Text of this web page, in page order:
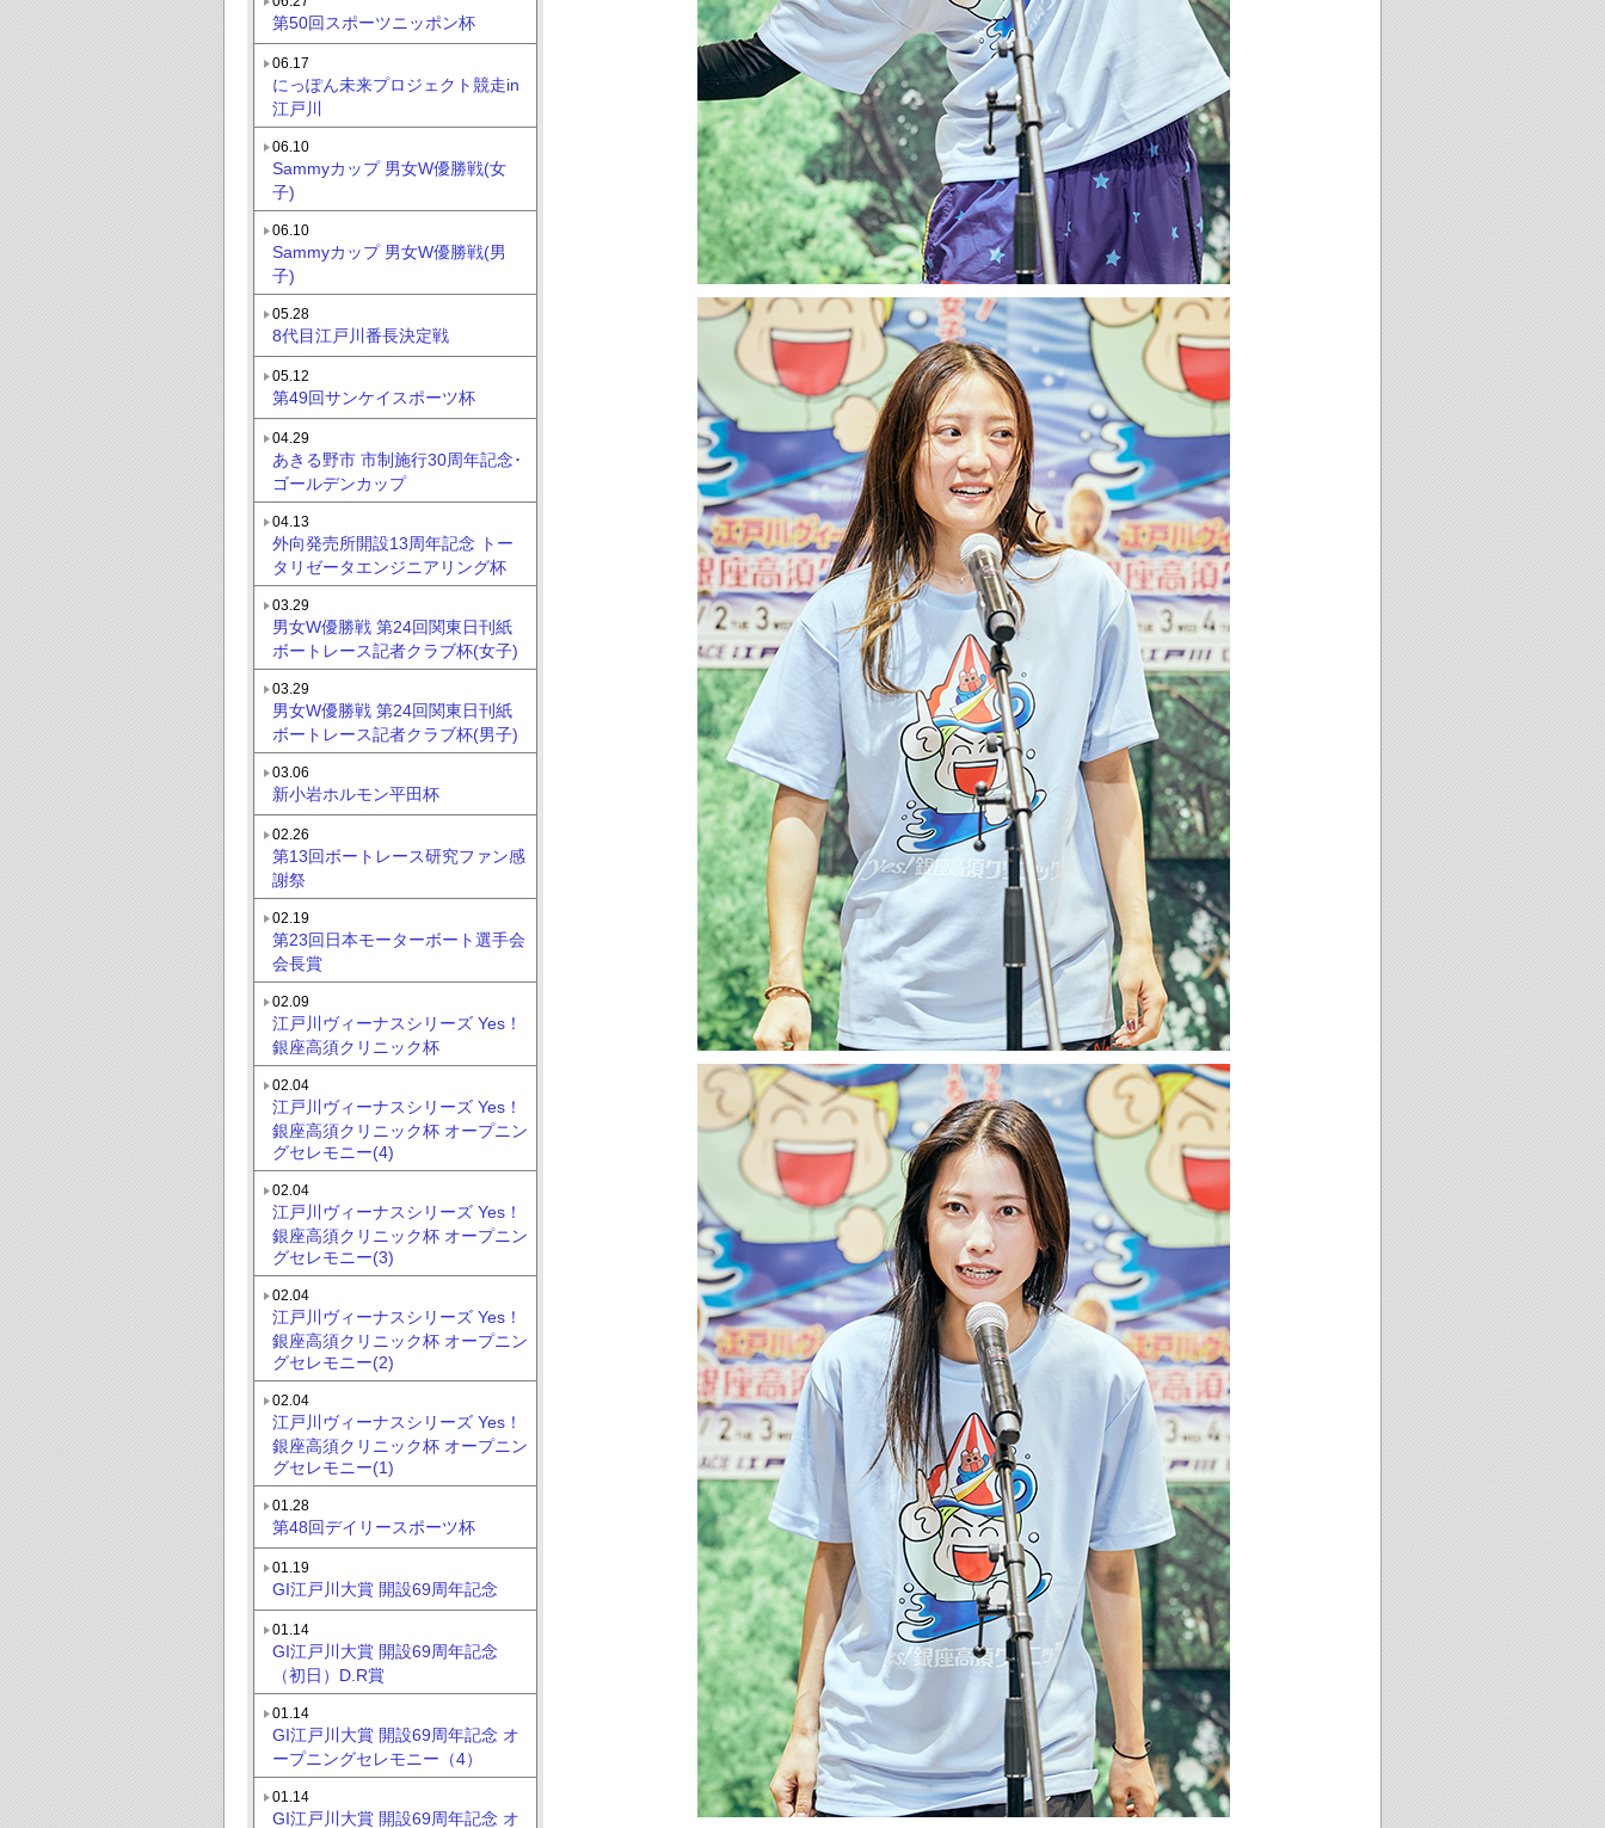
第50回スポーツニッポン杯
06.17
にっぽん未来プロジェクト競走in
江戸川
06.10
Sammyカップ 男女W優勝戦(女
子)
06.10
Sammyカップ 男女W優勝戦(男
子)
05.28
8代目江戸川番長決定戦
05.12
第49回サンケイスポーツ杯
04.29
あきる野市 市制施行30周年記念･
ゴールデンカップ
04.13
外向発売所開設13周年記念 トー
タリゼータエンジニアリング杯
03.29
男女W優勝戦 第24回関東日刊紙
ボートレース記者クラブ杯(女子)
03.29
男女W優勝戦 第24回関東日刊紙
ボートレース記者クラブ杯(男子)
03.06
新小岩ホルモン平田杯
02.26
第13回ボートレース研究ファン感
謝祭
02.19
第23回日本モーターボート選手会
会長賞
02.09
江戸川ヴィーナスシリーズ Yes！
銀座高須クリニック杯
02.04
江戸川ヴィーナスシリーズ Yes！
銀座高須クリニック杯 オープニン
グセレモニー(4)
02.04
江戸川ヴィーナスシリーズ Yes！
銀座高須クリニック杯 オープニン
グセレモニー(3)
02.04
江戸川ヴィーナスシリーズ Yes！
銀座高須クリニック杯 オープニン
グセレモニー(2)
02.04
江戸川ヴィーナスシリーズ Yes！
銀座高須クリニック杯 オープニン
グセレモニー(1)
01.28
第48回デイリースポーツ杯
01.19
GI江戸川大賞 開設69周年記念
01.14
GI江戸川大賞 開設69周年記念
（初日）D.R賞
01.14
GI江戸川大賞 開設69周年記念 オ
ープニングセレモニー（4）
01.14
GI江戸川大賞 開設69周年記念 オ